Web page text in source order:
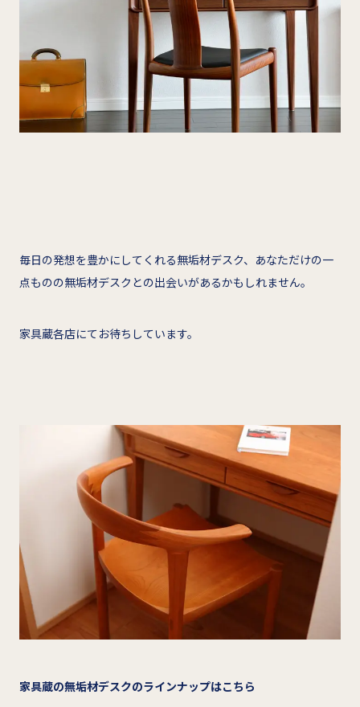
毎日の発想を豊かにしてくれる無垢材デスク、あなただけの一
点ものの無垢材デスクとの出会いがあるかもしれません。
家具蔵各店にてお待ちしています。
家具蔵の無垢材デスクのラインナップはこちら